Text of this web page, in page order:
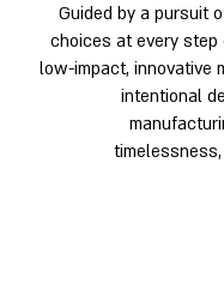
Guided by a pursuit
choices at every step
low-impact, innovative
intentional